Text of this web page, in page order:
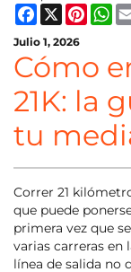
Facebook
X
Julio 1, 2026
Cómo
21K: la
tu
Correr 21
que puede
primera vez que
varias carreras en
línea de salida no